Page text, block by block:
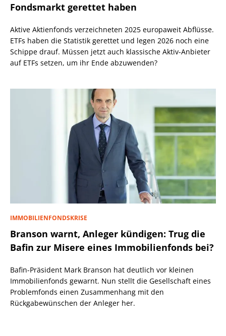
Fondsmarkt gerettet haben
Aktive Aktienfonds verzeichneten 2025 europaweit Abflüsse.
ETFs haben die Statistik gerettet und legen 2026 noch eine
Schippe drauf. Müssen jetzt auch klassische Aktiv-Anbieter
auf ETFs setzen, um ihr Ende abzuwenden?
IMMOBILIENFONDSKRISE
Branson warnt, Anleger kündigen: Trug die
Bafin zur Misere eines Immobilienfonds bei?
Bafin-Präsident Mark Branson hat deutlich vor kleinen
Immobilienfonds gewarnt. Nun stellt die Gesellschaft eines
Problemfonds einen Zusammenhang mit den
Rückgabewünschen der Anleger her.